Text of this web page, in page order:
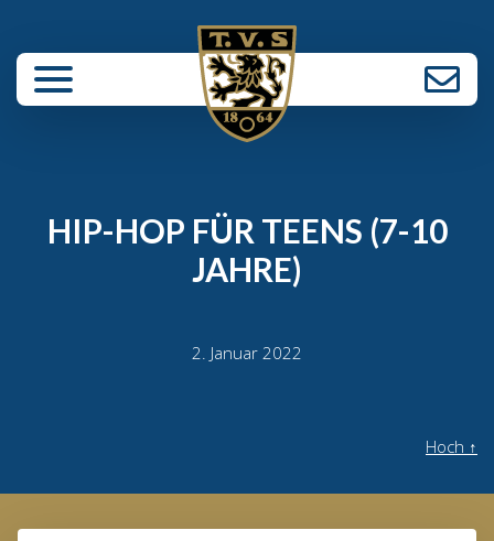
schließen
HIP-HOP FÜR TEENS (7-10
JAHRE)
2. Januar 2022
Hoch ↑